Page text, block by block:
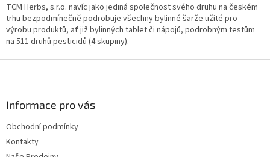
TCM Herbs, s.r.o. navíc jako jediná společnost svého druhu na českém
trhu bezpodmínečně podrobuje všechny bylinné šarže užité pro
výrobu produktů, ať již bylinných tablet či nápojů, podrobným testům
na 511 druhů pesticidů (4 skupiny).
Informace pro vás
Obchodní podmínky
Kontakty